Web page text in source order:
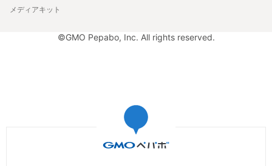
メディアキット
©GMO Pepabo, Inc. All rights reserved.